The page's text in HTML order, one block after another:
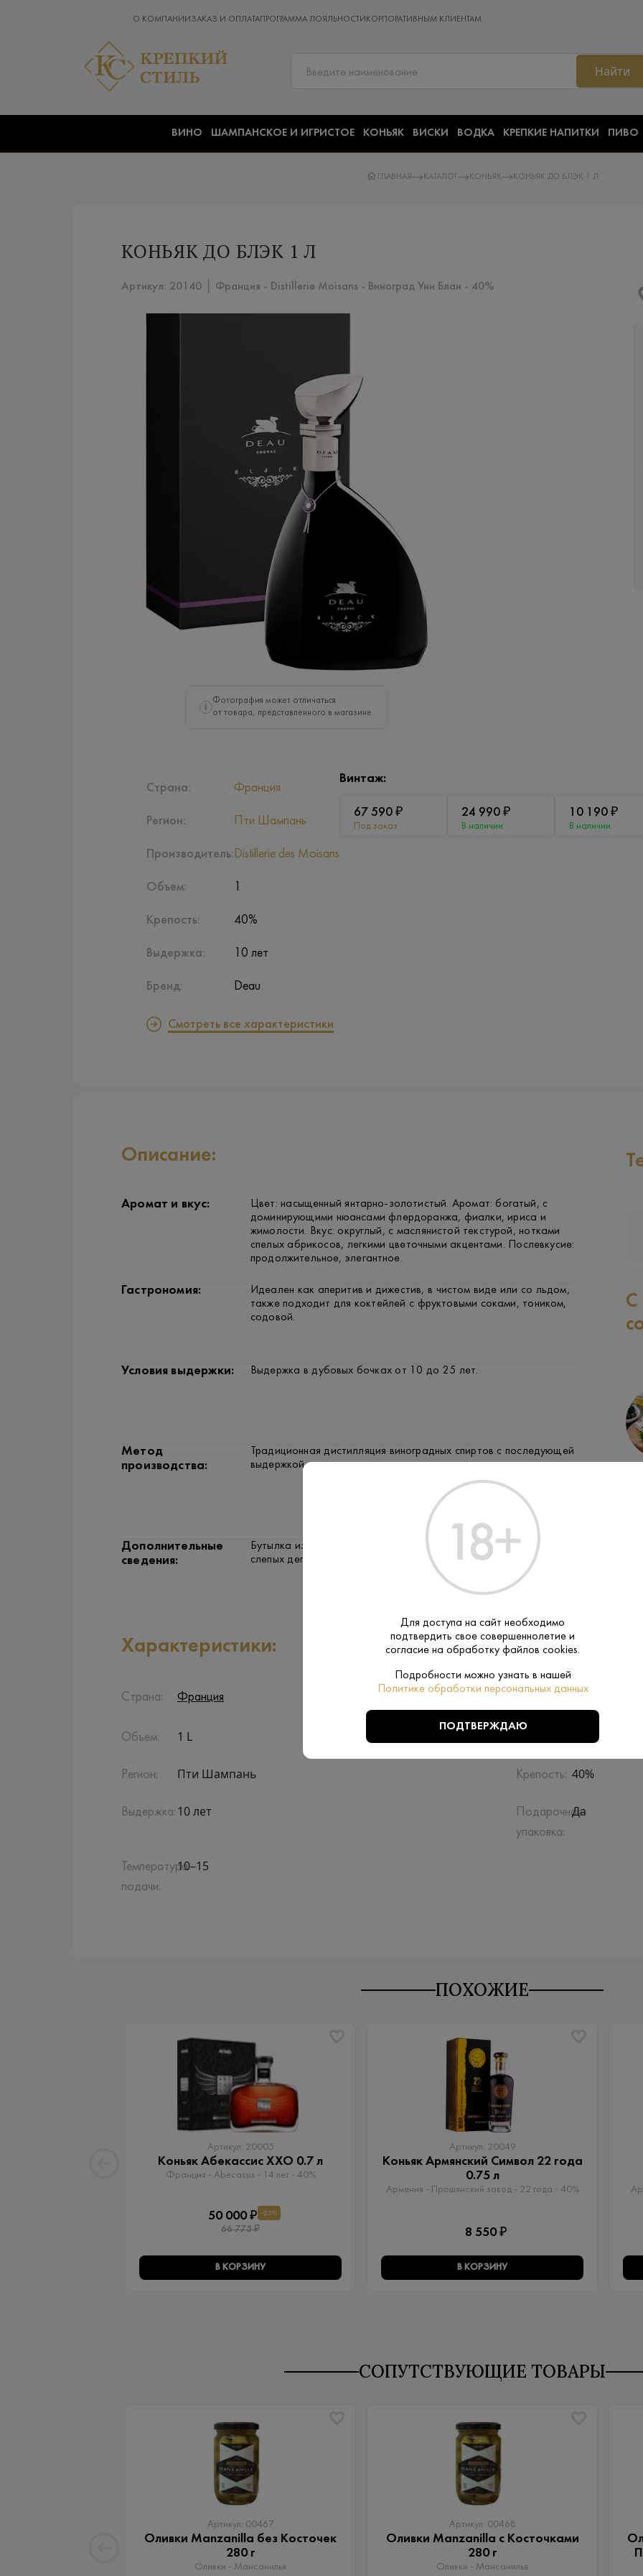
О КОМПАНИИ ЗАКАЗ И ОПЛАТАПРОГРАММА ЛОЯЛЬНОСТИ КОРПОРАТИВНЫМ КЛИЕНТАМ
Найти
ВИНО ШАМПАНСКОЕ И ИГРИСТОЕ КОНЬЯК ВИСКИ ВОДКА КРЕПКИЕ НАПИТКИ ПИВО
ГЛАВНАЯ КАТАЛОГ КОНЬЯК КОНЬЯК ДО БЛЭК 1 Л
КОНЬЯК ДО БЛЭК 1 Л
Артикул: 20140 │ Франция - Distillerie Moisans - Виноград Уни Блан - 40%
i
Фотография может отличаться
от товара, представленного в магазине.
Страна:
Регион:
Производитель:
Объем:
Крепость:
Выдержка:
Бренд:
Франция
Пти Шампань
Distillerie des Moisans
40%
10 лет
Deau
Смотреть все характеристики
Винтаж:
67 590 ₽
Под заказ
24 990 ₽
В наличии
10 190 ₽
В наличии
Описание:
Аромат и вкус:
Цвет: насыщенный янтарно-золотистый. Аромат: богатый, с
доминирующими нюансами флердоранжа, фиалки, ириса и
жимолости. Вкус: округлый, с маслянистой текстурой, нотками
спелых абрикосов, легкими цветочными акцентами. Послевкусие:
продолжительное, элегантное.
Гастрономия:
Идеален как аперитив и дижестив, в чистом виде или со льдом,
также подходит для коктейлей с фруктовыми соками, тоником,
содовой.
Условия выдержки: Выдержка в дубовых бочках от 10 до 25 лет.
Метод
производства:
Традиционная дистилляция виноградных спиртов с последующей
выдержкой и купажированием.
Дополнительные
сведения:
Бутылка из черного стекла, аналогичного используемому для
слепых дегустаций, подчеркивает высокий статус напитка.
С
Характеристики:
Страна: Франция Производитель:Distillerie des
Объем: 1 L Deau
Регион: Пти Шампань Крепость: 40%
Выдержка: 10 лет
Подарочная
упаковка:
Да
Температура
подачи:
10–15
ПОХОЖИЕ
Артикул: 20005
Коньяк Абекассис XXO 0.7 л
Франция - Abecassis - 14 лет - 40%
50 000 ₽ -25%
66 775 ₽
В КОРЗИНУ
Артикул: 20049
Коньяк Армянский Символ 22 года
0.75 л
Армения - Прошянский завод - 22 года - 40%
8 550 ₽
В КОРЗИНУ
СОПУТСТВУЮЩИЕ ТОВАРЫ
Артикул: 00467
Оливки Manzanilla без Косточек
280 г
Оливки - Мансанилья
Артикул: 00468
Оливки Manzanilla с Косточками
280 г
Оливки - Мансанилья
Для доступа на сайт необходимо
подтвердить свое совершеннолетие и
согласие на обработку файлов cookies.
Подробности можно узнать в нашей
Политике обработки персональных данных
ПОДТВЕРЖДАЮ